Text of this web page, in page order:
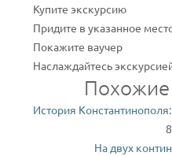
Купите экскурсию
Придите в указанное
Покажите ваучер
Наслаждайтесь
Похожие
История
На двух